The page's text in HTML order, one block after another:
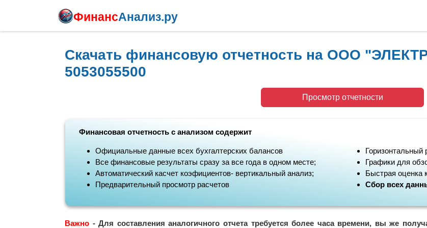
ФинансАнализ.ру
Скачать финансовую отчетность на ООО
5053055500
Просмотр отчетности
Финансовая отчетность с анализом содержит
Официальные данные всех бухгалтерских балансов
Все финансовые результаты сразу за все года в одном месте;
Автоматический касчет коэфициентов- вертикальный анализ;
Предварительный просмотр расчетов
Горизонтальный
Графики для
Быстрая оценка
Сбор всех
Важно - Для составления аналогичного отчета требуется более часа времени, вы же